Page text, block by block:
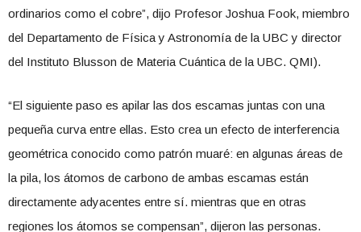
ordinarios como el cobre”, dijo Profesor Joshua Fook, miembro
del Departamento de Física y Astronomía de la UBC y director
del Instituto Blusson de Materia Cuántica de la UBC. QMI).
“El siguiente paso es apilar las dos escamas juntas con una
pequeña curva entre ellas. Esto crea un efecto de interferencia
geométrica conocido como patrón muaré: en algunas áreas de
la pila, los átomos de carbono de ambas escamas están
directamente adyacentes entre sí. mientras que en otras
regiones los átomos se compensan”, dijeron las personas.